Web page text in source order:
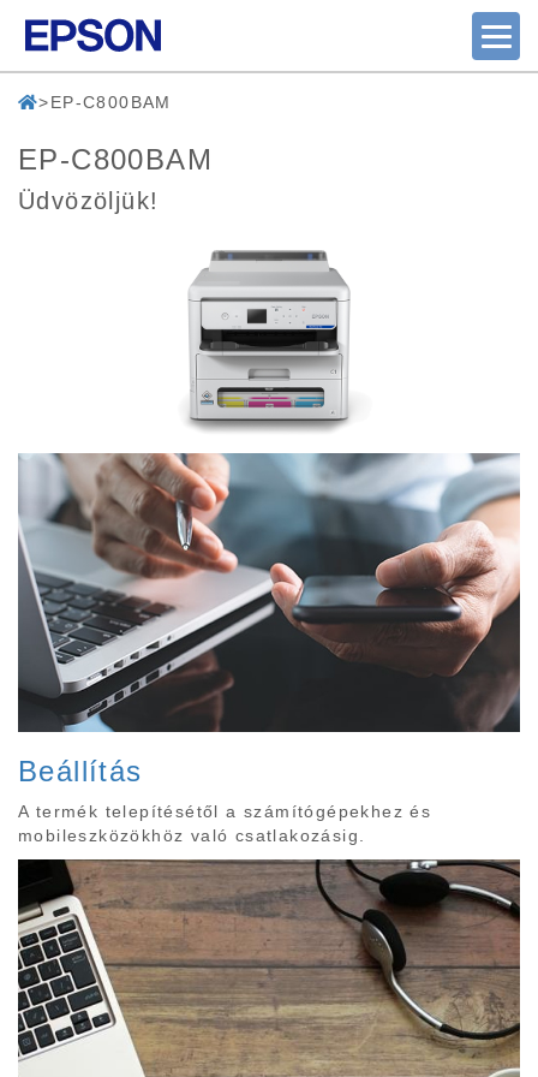
EP-C800BAM
EP-C800BAM
Üdvözöljük!
Beállítás
A termék telepítésétől a számítógépekhez és
mobileszközökhöz való csatlakozásig.